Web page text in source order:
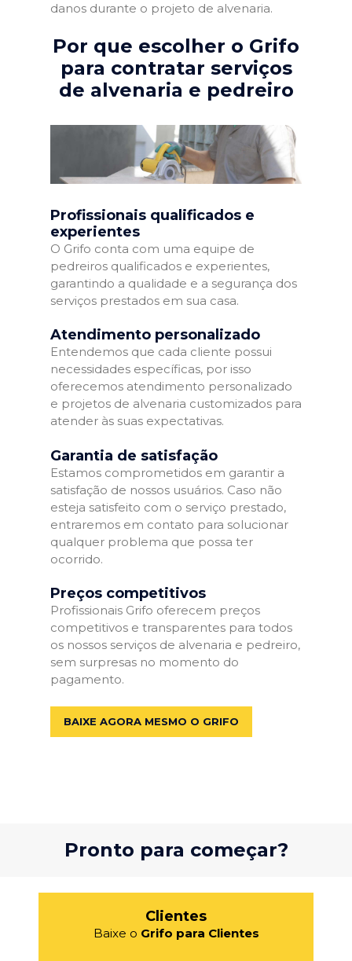
danos durante o projeto de alvenaria.
Por que escolher o Grifo
para contratar serviços
de alvenaria e pedreiro
Profissionais qualificados e
experientes
O Grifo conta com uma equipe de
pedreiros qualificados e experientes,
garantindo a qualidade e a segurança dos
serviços prestados em sua casa.
Atendimento personalizado
Entendemos que cada cliente possui
necessidades específicas, por isso
oferecemos atendimento personalizado
e projetos de alvenaria customizados para
atender às suas expectativas.
Garantia de satisfação
Estamos comprometidos em garantir a
satisfação de nossos usuários. Caso não
esteja satisfeito com o serviço prestado,
entraremos em contato para solucionar
qualquer problema que possa ter
ocorrido.
Preços competitivos
Profissionais Grifo oferecem preços
competitivos e transparentes para todos
os nossos serviços de alvenaria e pedreiro,
sem surpresas no momento do
pagamento.
BAIXE AGORA MESMO O GRIFO
Pronto para começar?
Clientes
Baixe o Grifo para Clientes